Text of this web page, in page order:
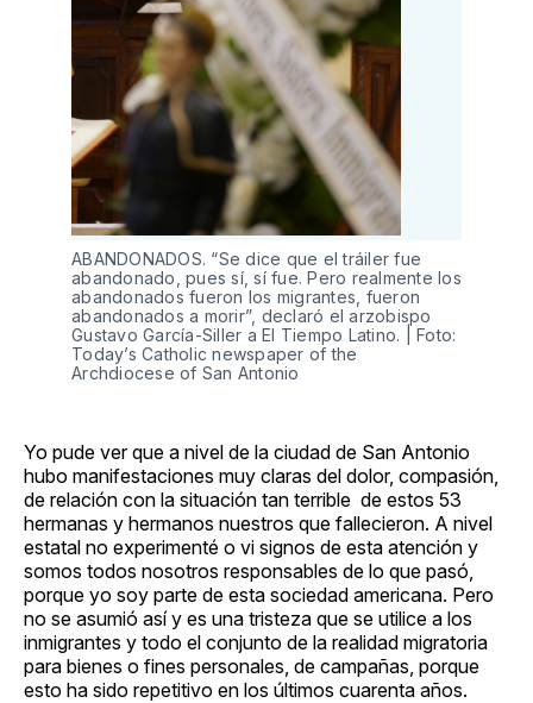
ABANDONADOS. “Se dice que el tráiler fue
abandonado, pues sí, sí fue. Pero realmente los
abandonados fueron los migrantes, fueron
abandonados a morir”, declaró el arzobispo
Gustavo García-Siller a El Tiempo Latino. | Foto:
Today’s Catholic newspaper of the
Archdiocese of San Antonio
Yo pude ver que a nivel de la ciudad de San Antonio
hubo manifestaciones muy claras del dolor, compasión,
de relación con la situación tan terrible de estos 53
hermanas y hermanos nuestros que fallecieron. A nivel
estatal no experimenté o vi signos de esta atención y
somos todos nosotros responsables de lo que pasó,
porque yo soy parte de esta sociedad americana. Pero
no se asumió así y es una tristeza que se utilice a los
inmigrantes y todo el conjunto de la realidad migratoria
para bienes o fines personales, de campañas, porque
esto ha sido repetitivo en los últimos cuarenta años.